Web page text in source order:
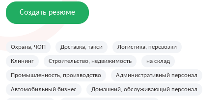
Создать резюме
Охрана, ЧОП Доставка, такси Логистика, перевозки
Клининг Строительство, недвижимость на склад
Промышленность, производство Административный персонал
Автомобильный бизнес Домашний, обслуживающий персонал